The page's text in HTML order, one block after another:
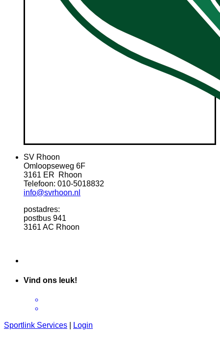
SV Rhoon
Omloopseweg 6F
3161 ER Rhoon
Telefoon: 010-5018832
info@svrhoon.nl
postadres:
postbus 941
3161 AC Rhoon
Vind ons leuk!
Sportlink Services Login